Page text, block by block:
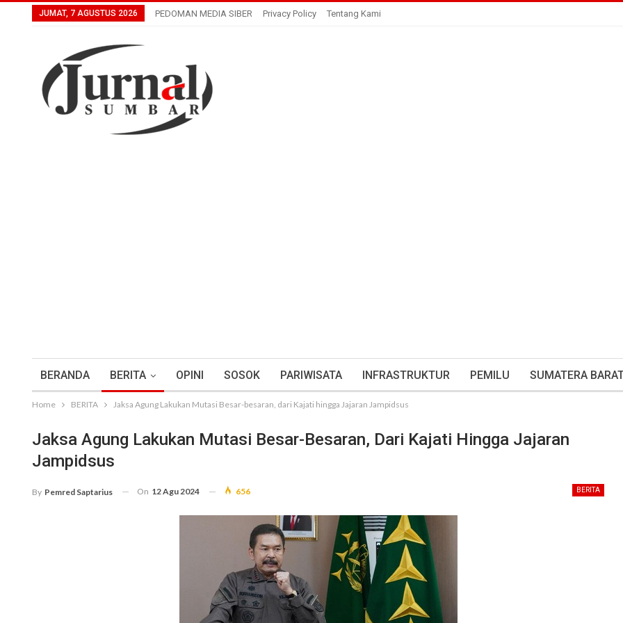
JUMAT, 7 AGUSTUS 2026 PEDOMAN MEDIA SIBER Privacy Policy Tentang Kami
BERANDA BERITA OPINI SOSOK PARIWISATA INFRASTRUKTUR PEMILU SUMATERA
Home BERITA Jaksa Agung Lakukan Mutasi Besar-besaran, dari Kajati hingga Jajaran Jampidsus
Jaksa Agung Lakukan Mutasi Besar-Besaran, Dari Kajati Hingga Jajaran
Jampidsus
BERITA
By Pemred Saptarius On 12 Agu 2024 656